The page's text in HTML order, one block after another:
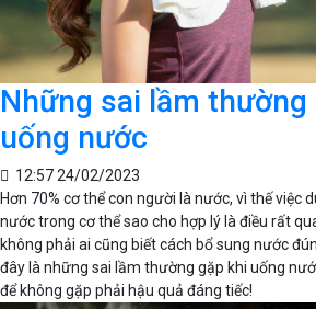
Những sai lầm thường
uống nước
12:57 24/02/2023
Hơn 70% cơ thể con người là nước, vì thế việc
nước trong cơ thể sao cho hợp lý là điều rất
không phải ai cũng biết cách bổ sung nước
đây là những sai lầm thường gặp khi uống
để không gặp phải hậu quả đáng tiếc!